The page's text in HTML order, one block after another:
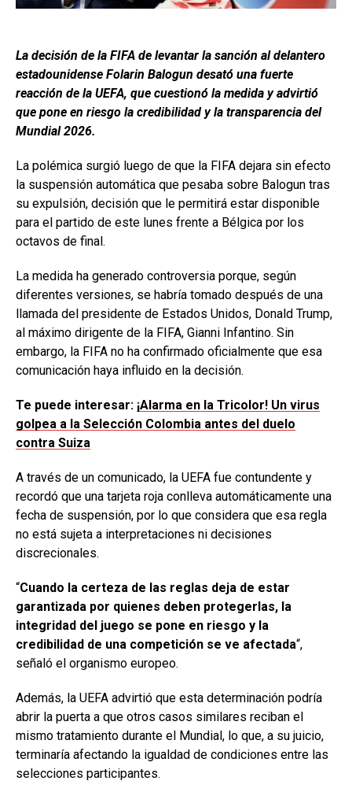
La decisión de la FIFA de levantar la sanción al delantero
estadounidense Folarin Balogun desató una fuerte
reacción de la UEFA, que cuestionó la medida y advirtió
que pone en riesgo la credibilidad y la transparencia del
Mundial 2026.
La polémica surgió luego de que la FIFA dejara sin efecto
la suspensión automática que pesaba sobre Balogun tras
su expulsión, decisión que le permitirá estar disponible
para el partido de este lunes frente a Bélgica por los
octavos de final.
La medida ha generado controversia porque, según
diferentes versiones, se habría tomado después de una
llamada del presidente de Estados Unidos, Donald Trump,
al máximo dirigente de la FIFA, Gianni Infantino. Sin
embargo, la FIFA no ha confirmado oficialmente que esa
comunicación haya influido en la decisión.
Te puede interesar: ¡Alarma en la Tricolor! Un virus
golpea a la Selección Colombia antes del duelo
contra Suiza
A través de un comunicado, la UEFA fue contundente y
recordó que una tarjeta roja conlleva automáticamente una
fecha de suspensión, por lo que considera que esa regla
no está sujeta a interpretaciones ni decisiones
discrecionales.
“Cuando la certeza de las reglas deja de estar
garantizada por quienes deben protegerlas, la
integridad del juego se pone en riesgo y la
credibilidad de una competición se ve afectada“,
señaló el organismo europeo.
Además, la UEFA advirtió que esta determinación podría
abrir la puerta a que otros casos similares reciban el
mismo tratamiento durante el Mundial, lo que, a su juicio,
terminaría afectando la igualdad de condiciones entre las
selecciones participantes.